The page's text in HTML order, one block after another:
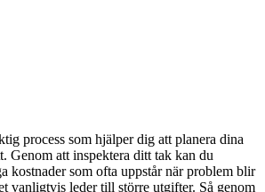
process som hjälper dig att planera dina
Genom att inspektera ditt tak kan du
kostnader som ofta uppstår när problem blir
vanligtvis leder till större utgifter. Så genom